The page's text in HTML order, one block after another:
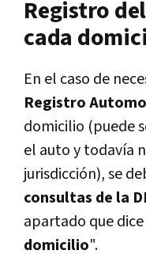
Registro
cada
En el caso de
Registro
domicilio (puede
el auto y todavía
jurisdicción), se
consultas de la
apartado que
domicilio".